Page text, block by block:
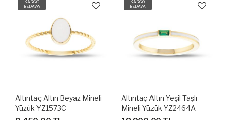
Mineli
Altıntaç Altın Yeşil Taşlı
Mineli Yüzük YZ2464A
Altıntaç Altın Lacivert
Mineli Yüzük YZ2464B